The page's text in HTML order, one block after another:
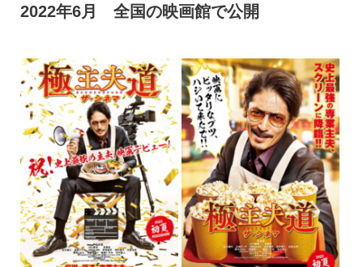
2022年6月 全国の映画館で公開